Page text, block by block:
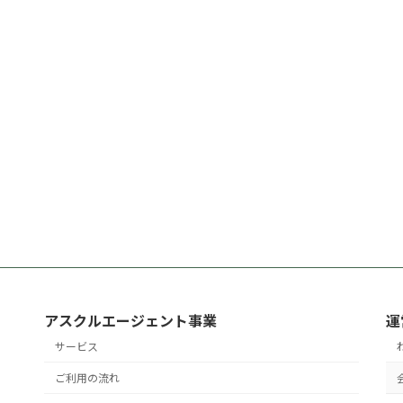
アスクルエージェント事業
サービス
ご利用の流れ
運